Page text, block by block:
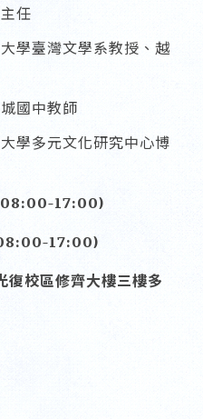
任
學臺灣文學系教授、越
國中教師
學多元文化研究中心博
17:00)
17:00)
復校區修齊大樓三樓多